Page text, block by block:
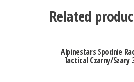
Related
Alpinestars Spodnie
Tactical Czarny/Szary